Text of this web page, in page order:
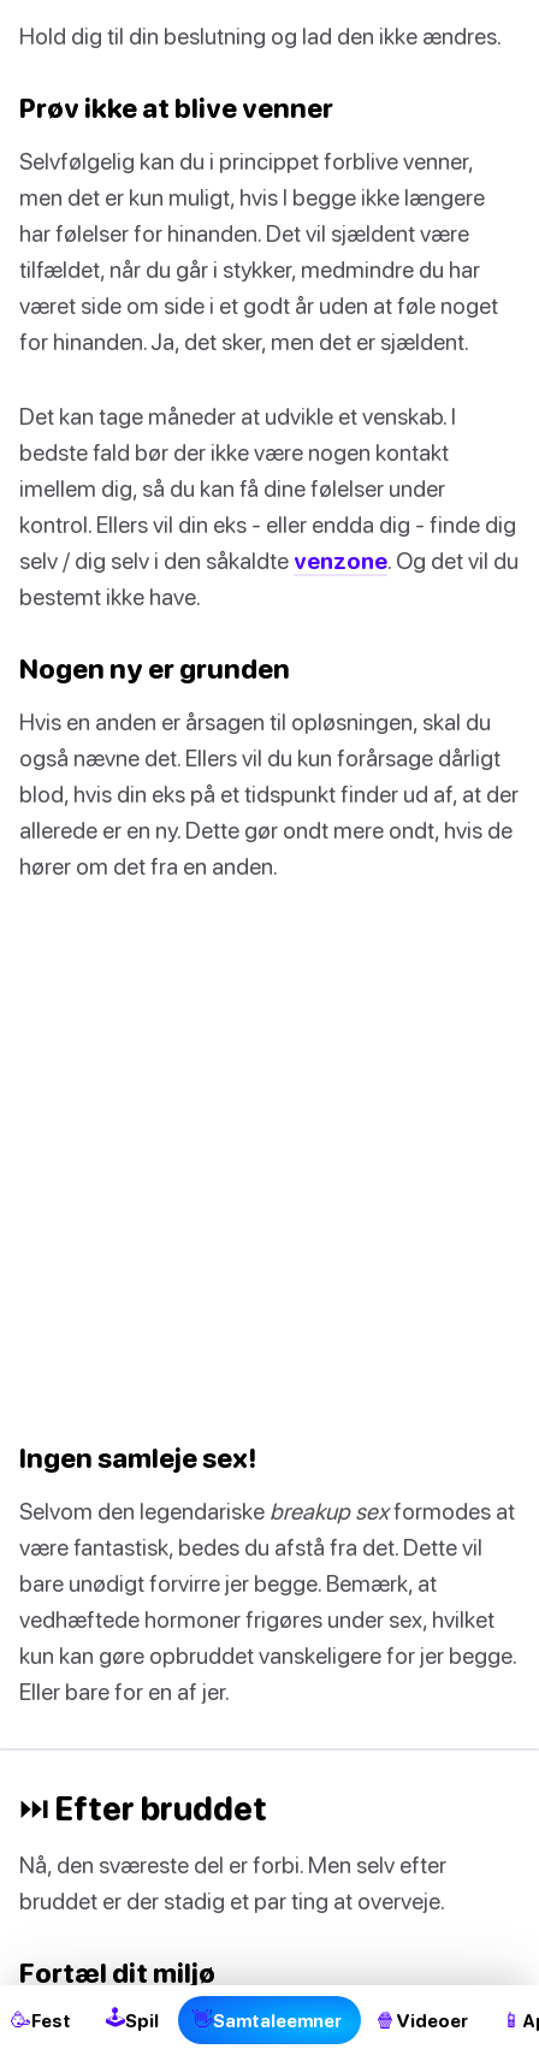
Hold dig til din beslutning og lad den ikke ændres.
Prøv ikke at blive venner
Selvfølgelig kan du i princippet forblive venner,
men det er kun muligt, hvis I begge ikke længere
har følelser for hinanden. Det vil sjældent være
tilfældet, når du går i stykker, medmindre du har
været side om side i et godt år uden at føle noget
for hinanden. Ja, det sker, men det er sjældent.
Det kan tage måneder at udvikle et venskab. I
bedste fald bør der ikke være nogen kontakt
imellem dig, så du kan få dine følelser under
kontrol. Ellers vil din eks - eller endda dig - finde dig
selv / dig selv i den såkaldte venzone. Og det vil du
bestemt ikke have.
Nogen ny er grunden
Hvis en anden er årsagen til opløsningen, skal du
også nævne det. Ellers vil du kun forårsage dårligt
blod, hvis din eks på et tidspunkt finder ud af, at der
allerede er en ny. Dette gør ondt mere ondt, hvis de
hører om det fra en anden.
Ingen samleje sex!
Selvom den legendariske breakup sexformodes at
være fantastisk, bedes du afstå fra det. Dette vil
bare unødigt forvirre jer begge. Bemærk, at
vedhæftede hormoner frigøres under sex, hvilket
kun kan gøre opbruddet vanskeligere for jer begge.
Eller bare for en af jer.
⏭ Efter bruddet
Nå, den sværeste del er forbi. Men selv efter
bruddet er der stadig et par ting at overveje.
Fortæl dit miljø
Fortæl dine venner og familie, at du nu er single.
🥳Fest 🕹Spil 👋Samtaleemner 🍿 Videoer 📱